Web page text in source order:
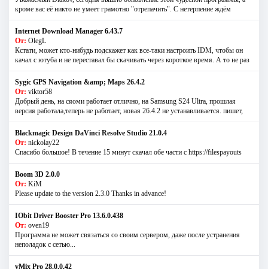
кроме вас её никто не умеет грамотно "отрепачить". С нетерпение ждём
Internet Download Manager 6.43.7
От: OlegL
Кстати, может кто-нибудь подскажет как все-таки настроить IDM, чтобы он
качал с ютуба и не переставал бы скачивать через короткое время. А то не раз
Sygic GPS Navigation &amp; Maps 26.4.2
От: viktor58
Добрый день, на сяоми работает отлично, на Samsung S24 Ultra, прошлая
версия работала,теперь не работает, новая 26.4.2 не устанавливается. пишет,
Blackmagic Design DaVinci Resolve Studio 21.0.4
От: nickolay22
Спасибо большое! В течение 15 минут скачал обе части с https://filespayouts
Boom 3D 2.0.0
От: KiM
Please update to the version 2.3.0 Thanks in advance!
IObit Driver Booster Pro 13.6.0.438
От: oven19
Программа не может связаться со своим сервером, даже после устранения
неполадок с сетью...
vMix Pro 28.0.0.42